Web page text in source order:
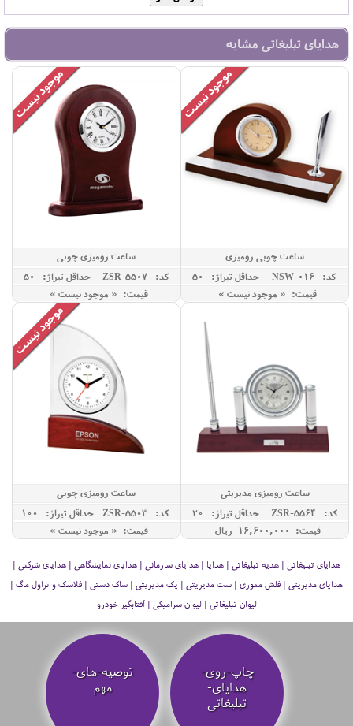
هدایای تبلیغاتی مشابه
ساعت چوبی رومیزی
کد: NSW-016
حداقل تيراژ: 50
قیمت: « موجود نیست »
ساعت رومیزی چوبی
کد: ZSR-5507
حداقل تيراژ: 50
قیمت: « موجود نیست »
ساعت رومیزی مدیریتی
کد: ZSR-5564
حداقل تيراژ: 20
قیمت: 16,600,000 ريال
ساعت رومیزی چوبی
کد: ZSR-5503
حداقل تيراژ: 100
قیمت: « موجود نیست »
هدایای تبلیغاتی | هدیه تبلیغاتی | هدایا | هدایای سازمانی | هدایای نمایشگاهی | هدایای شرکتی |
هدایای مدیریتی | فلش مموری | ست مدیریتی | پک مدیریتی | ساک دستی | فلاسک و تراول ماگ |
لیوان تبلیغاتی | لیوان سرامیکی | آفتابگیر خودرو
چاپ-روی-
هدایای-
تبلیغاتی
توصیه‌-های-
مهم